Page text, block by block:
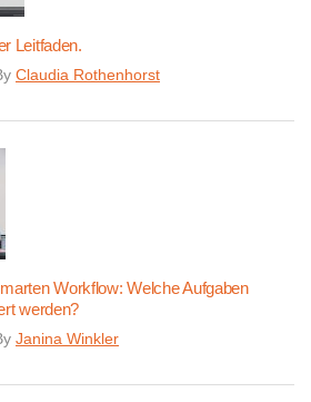
Leitfaden.
Claudia Rothenhorst
Workflow: Welche Aufgaben
werden?
Janina Winkler